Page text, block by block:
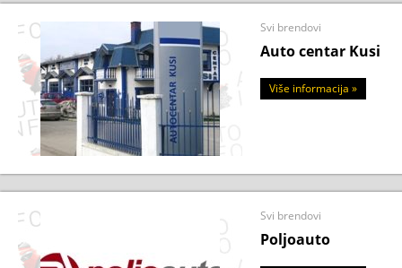
Svi brendovi
Auto centar Kusi
Više informacija »
Svi brendovi
Poljoauto